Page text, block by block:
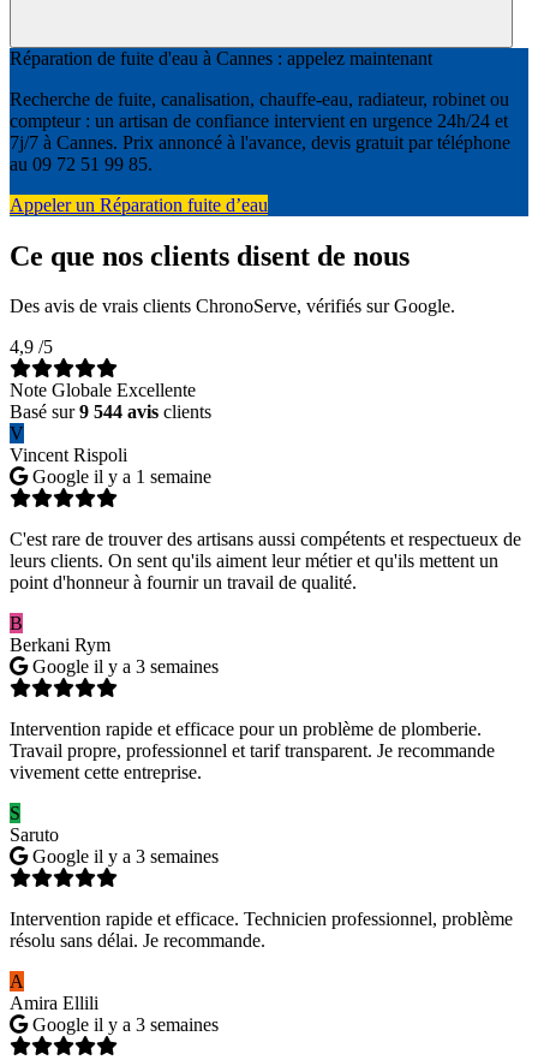
Réparation de fuite d'eau à Cannes : appelez maintenant
Recherche de fuite, canalisation, chauffe-eau, radiateur, robinet ou
compteur : un artisan de confiance intervient en urgence 24h/24 et
7j/7 à Cannes. Prix annoncé à l'avance, devis gratuit par téléphone
au 09 72 51 99 85.
Appeler un Réparation fuite d’eau
Ce que nos clients disent de nous
Des avis de vrais clients ChronoServe, vérifiés sur Google.
4,9 /5
Note Globale Excellente
Basé sur9 544 avis clients
V
Vincent Rispoli
Google il y a 1 semaine
C'est rare de trouver des artisans aussi compétents et respectueux de
leurs clients. On sent qu'ils aiment leur métier et qu'ils mettent un
point d'honneur à fournir un travail de qualité.
B
Berkani Rym
Google il y a 3 semaines
Intervention rapide et efficace pour un problème de plomberie.
Travail propre, professionnel et tarif transparent. Je recommande
vivement cette entreprise.
S
Saruto
Google il y a 3 semaines
Intervention rapide et efficace. Technicien professionnel, problème
résolu sans délai. Je recommande.
A
Amira Ellili
Google il y a 3 semaines